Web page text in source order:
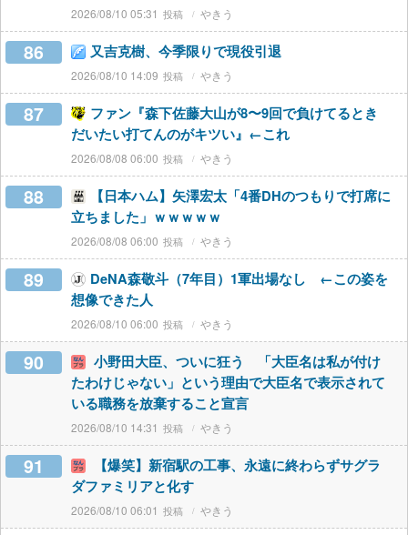
2026/08/10 05:31 やきう
86 又吉克樹、今季限りで現役引退
2026/08/10 14:09 やきう
87
ファン『森下佐藤大山が8〜9回で負けてるとき
だいたい打てんのがキツい』←これ
2026/08/08 06:00 やきう
88
【日本ハム】矢澤宏太「4番DHのつもりで打席に
立ちました」ｗｗｗｗｗ
2026/08/08 06:00 やきう
89
DeNA森敬斗（7年目）1軍出場なし ←この姿を
想像できた人
2026/08/10 06:00 やきう
90
小野田大臣、ついに狂う 「大臣名は私が付け
たわけじゃない」という理由で大臣名で表示されて
いる職務を放棄すること宣言
2026/08/10 14:31 やきう
91
【爆笑】新宿駅の工事、永遠に終わらずサグラ
ダファミリアと化す
2026/08/10 06:01 やきう